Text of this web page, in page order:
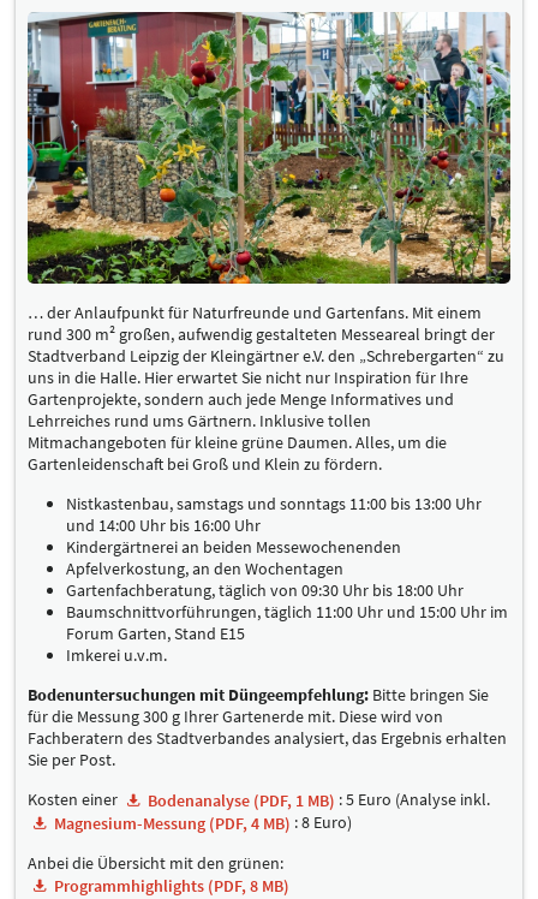
… der Anlaufpunkt für Naturfreunde und Gartenfans. Mit einem
rund 300 m² großen, aufwendig gestalteten Messeareal bringt der
Stadtverband Leipzig der Kleingärtner e.V. den „Schrebergarten“ zu
uns in die Halle. Hier erwartet Sie nicht nur Inspiration für Ihre
Gartenprojekte, sondern auch jede Menge Informatives und
Lehrreiches rund ums Gärtnern. Inklusive tollen
Mitmachangeboten für kleine grüne Daumen. Alles, um die
Gartenleidenschaft bei Groß und Klein zu fördern.
Nistkastenbau, samstags und sonntags 11:00 bis 13:00 Uhr
und 14:00 Uhr bis 16:00 Uhr
Kindergärtnerei an beiden Messewochenenden
Apfelverkostung, an den Wochentagen
Gartenfachberatung, täglich von 09:30 Uhr bis 18:00 Uhr
Baumschnittvorführungen, täglich 11:00 Uhr und 15:00 Uhr im
Forum Garten, Stand E15
Imkerei u.v.m.
Bodenuntersuchungen mit Düngeempfehlung: Bitte bringen Sie
für die Messung 300 g Ihrer Gartenerde mit. Diese wird von
Fachberatern des Stadtverbandes analysiert, das Ergebnis erhalten
Sie per Post.
Kosten einer
Bodenanalyse (PDF, 1 MB) : 5 Euro (Analyse inkl.
Magnesium-Messung (PDF, 4 MB) : 8 Euro)
Anbei die Übersicht mit den grünen:
Programmhighlights (PDF, 8 MB)